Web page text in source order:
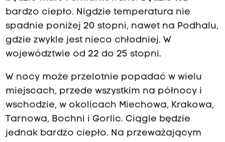
bardzo ciepło. Nigdzie temperatura nie
spadnie poniżej 20 stopni, nawet na Podhalu,
gdzie zwykle jest nieco chłodniej. W
województwie od 22 do 25 stopni.
W nocy może przelotnie popadać w wielu
miejscach, przede wszystkim na północy i
wschodzie, w okolicach Miechowa, Krakowa,
Tarnowa, Bochni i Gorlic. Ciągle będzie
jednak bardzo ciepło. Na przeważającym